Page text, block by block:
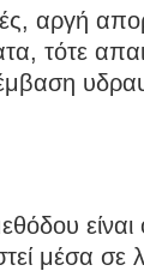
αργή
είναι
μέσα σε